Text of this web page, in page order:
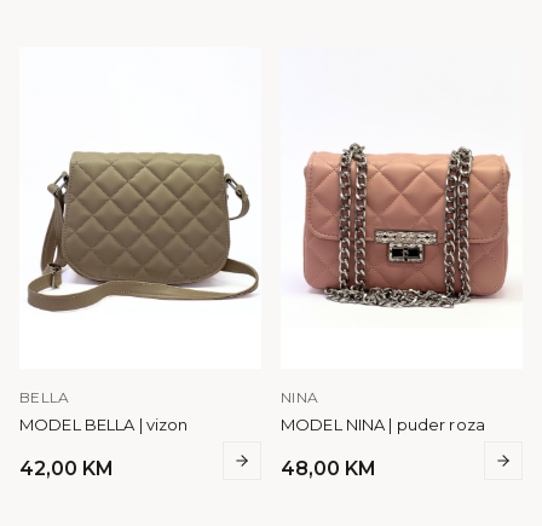
BELLA
MODEL BELLA | vizon
42,00 KM
NINA
MODEL NINA | puder roza
48,00 KM